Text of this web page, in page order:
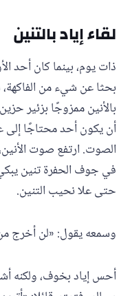
لقاء إياد بالتنين
ذات يوم، بينما كان أحد
بحثا عن شيء من
بالأنين ممزوجًا بزئير
أن يكون أحد محتاجًا إلى
الصوت. ارتفع صوت الأنين،
في جوف الحفرة تنين
حتى علا نحيب التنين.
وسمعه يقول: «لن أخرج
أحس إياد بخوف، ولكنه